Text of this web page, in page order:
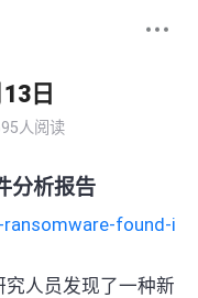
日
人阅读
分析报告
found-i
人员发现了一种新